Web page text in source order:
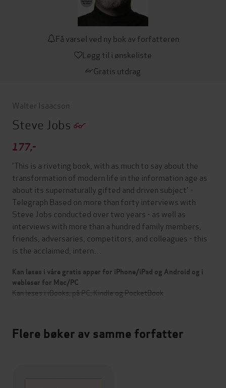
Få varsel ved ny bok av forfatteren
Legg til i ønskeliste
Gratis utdrag
Walter Isaacson
Steve Jobs
177,-
'This is a riveting book, with as much to say about the
transformation of modern life in the information age as
about its supernaturally gifted and driven subject' -
Telegraph Based on more than forty interviews with
Steve Jobs conducted over two years - as well as
interviews with more than a hundred family members,
friends, adversaries, competitors, and colleagues - this
is the acclaimed, intern…
Kan leses i våre gratis apper for iPhone/iPad og Android og i
webleser for Mac/PC
Kan leses i iBooks, på PC, Kindle og PocketBook
Flere bøker av samme forfatter